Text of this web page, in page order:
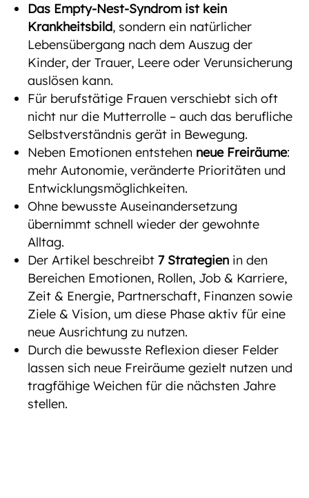
Das Empty-Nest-Syndrom ist kein
Krankheitsbild, sondern ein natürlicher
Lebensübergang nach dem Auszug der
Kinder, der Trauer, Leere oder Verunsicherung
auslösen kann.
Für berufstätige Frauen verschiebt sich oft
nicht nur die Mutterrolle – auch das berufliche
Selbstverständnis gerät in Bewegung.
Neben Emotionen entstehen neue Freiräume:
mehr Autonomie, veränderte Prioritäten und
Entwicklungsmöglichkeiten.
Ohne bewusste Auseinandersetzung
übernimmt schnell wieder der gewohnte
Alltag.
Der Artikel beschreibt7 Strategien in den
Bereichen Emotionen, Rollen, Job & Karriere,
Zeit & Energie, Partnerschaft, Finanzen sowie
Ziele & Vision, um diese Phase aktiv für eine
neue Ausrichtung zu nutzen.
Durch die bewusste Reflexion dieser Felder
lassen sich neue Freiräume gezielt nutzen und
tragfähige Weichen für die nächsten Jahre
stellen.